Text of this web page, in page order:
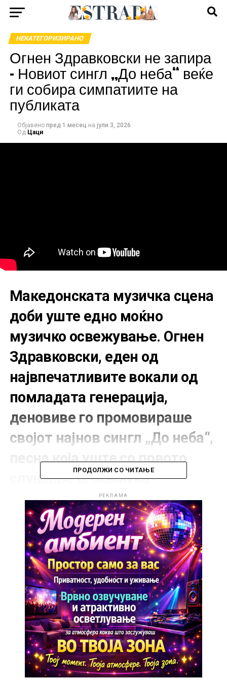
НЕКАТЕГОРИЗИРАНО
Огнен Здравковски не запира
– Новиот сингл „До неба“ веќе
ги собира симпатиите на
публиката
Објавено пред 1 месец на јули 3, 2026
Од Цаци
Македонската музичка сцена
доби уште едно моќно
музичко освежување. Огнен
Здравковски, еден од
највпечатливите вокали од
помладата генерација,
деновиве го промовираше
својот најнов сингл „До неба“,
песна која уште со првото
слушање ја освојува
публиката со силната
емоција, модерниот звук и
беспрекорната продукција.
Спотот, кој премиерно беше
објавен на неговиот
официјален YouTube канал, за
кратко време наиде на
одличен прием и позитивни
реакции од љубителите на
ПРОДОЛЖИ СО ЧИТАЊЕ
РЕКЛАМА